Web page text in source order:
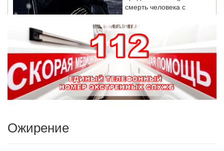
высокой точностью.
Зарплата врачей в 2018 году превысит средний доход
россиян в два раза
Глава Минздрава РФ
Вероника Скворцова
опровергла
сообщение о падении
Ожирение